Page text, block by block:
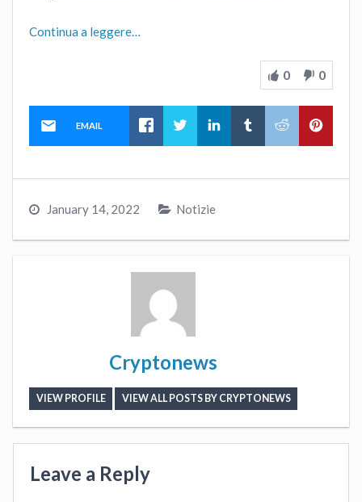
Continua a leggere…
0 0
EMAIL
January 14, 2022 Notizie
Cryptonews
VIEW PROFILE VIEW ALL POSTS BY CRYPTONEWS
Leave a Reply